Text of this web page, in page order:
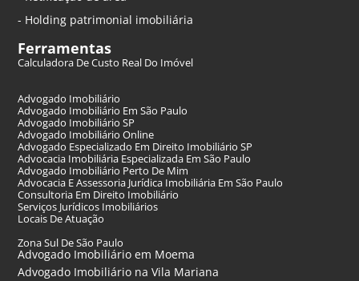
- Holding patrimonial imobiliária
Ferramentas
Calculadora De Custo Real Do Imóvel
Advogado Imobiliário
Advogado Imobiliário Em São Paulo
Advogado Imobiliário SP
Advogado Imobiliário Online
Advogado Especializado Em Direito Imobiliário SP
Advocacia Imobiliária Especializada Em São Paulo
Advogado Imobiliário Perto De Mim
Advocacia E Assessoria Jurídica Imobiliária Em São Paulo
Consultoria Em Direito Imobiliário
Serviços Jurídicos Imobiliários
Locais De Atuação
Zona Sul De São Paulo
Advogado Imobiliário em Moema
Advogado Imobiliário na Vila Mariana